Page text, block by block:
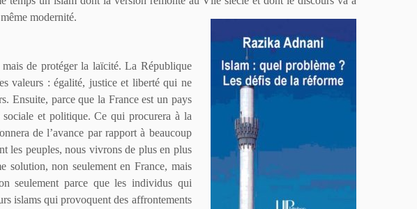
modernité.
de protéger la laïcité. La République
valeurs : égalité, justice et liberté qui ne
Ensuite, parce que la France est un pays
sociale et politique. Ce qui procurera à la
de l’avance par rapport à beaucoup
les peuples, nous vivrons de plus en plus
solution, non seulement en France, mais
seulement parce que les individus qui
islams qui provoquent des affrontements